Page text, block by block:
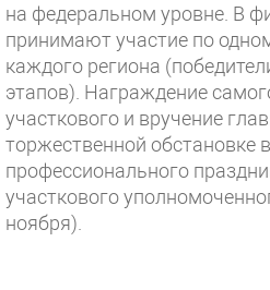
на федеральном уровне. В
принимают участие по
каждого региона
этапов). Награждение
участкового и вручение
торжественной обстановке
профессионального
участкового
ноября).